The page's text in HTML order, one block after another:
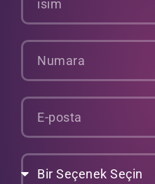
o
k
n
Numara
E-
posta
Bir
Seçenek